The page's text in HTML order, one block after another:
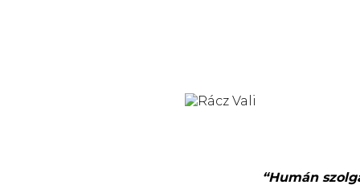
“Humán